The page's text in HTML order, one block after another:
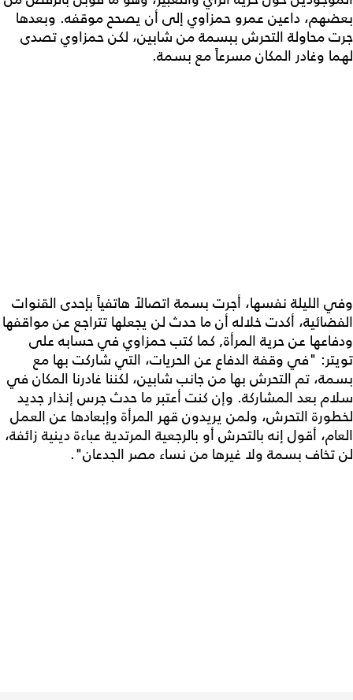
بعضهم، داعين عمرو حمزاوي إلى أن يصحح موقفه. وبعدها
جرت محاولة التحرش ببسمة من شابين، لكن حمزاوي تصدى
لهما وغادر المكان مسرعاً مع بسمة.
وفي الليلة نفسها، أجرت بسمة اتصالاً هاتفياً بإحدى القنوات
الفضائية، أكدت خلاله أن ما حدث لن يجعلها تتراجع عن مواقفها
ودفاعها عن حرية المرأة, كما كتب حمزاوي في حسابه على
تويتر: "في وقفة الدفاع عن الحريات، التي شاركت بها مع
بسمة، تم التحرش بها من جانب شابين، لكننا غادرنا المكان في
سلام بعد المشاركة. وإن كنت أعتبر ما حدث جرس إنذار جديد
لخطورة التحرش، ولمن يريدون قهر المرأة وإبعادها عن العمل
العام، أقول إنه بالتحرش أو بالرجعية المرتدية عباءة دينية زائفة،
لن تخاف بسمة ولا غيرها من نساء مصر الجدعان".